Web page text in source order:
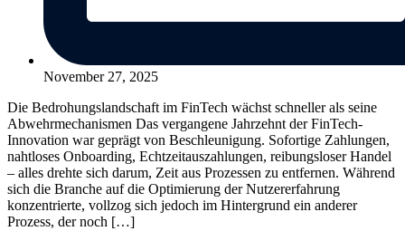
November 27, 2025
Die Bedrohungslandschaft im FinTech wächst schneller als seine
Abwehrmechanismen Das vergangene Jahrzehnt der FinTech-
Innovation war geprägt von Beschleunigung. Sofortige Zahlungen,
nahtloses Onboarding, Echtzeitauszahlungen, reibungsloser Handel
– alles drehte sich darum, Zeit aus Prozessen zu entfernen. Während
sich die Branche auf die Optimierung der Nutzererfahrung
konzentrierte, vollzog sich jedoch im Hintergrund ein anderer
Prozess, der noch […]